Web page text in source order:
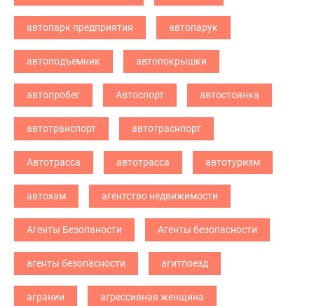
автопарк предприятия автопарук
автоподъемник автопокрышки
автопробег Автоспорт автостоянка
автотранспорт автотраснпорт
Автотрасса автотрасса автотуризм
автохам агентство недвижимости
Агенты Безопаности Агенты безопасности
агенты безопасности агитпоезд
агрании агрессивная женщина